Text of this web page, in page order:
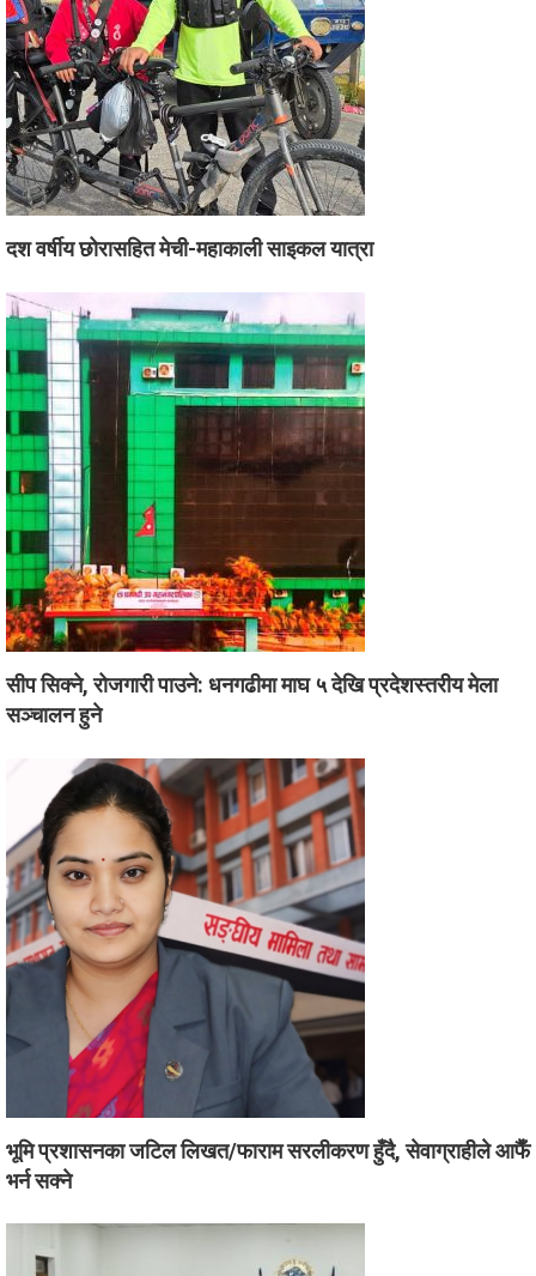
दश वर्षीय छोरासहित मेची-महाकाली साइकल यात्रा
सीप सिक्ने, रोजगारी पाउने: धनगढीमा माघ ५ देखि प्रदेशस्तरीय मेला
सञ्चालन हुने
भूमि प्रशासनका जटिल लिखत/फाराम सरलीकरण हुँदै, सेवाग्राहीले आफैँ
भर्न सक्ने